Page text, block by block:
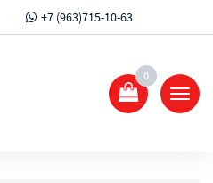
+7 (963)715-10-63
0